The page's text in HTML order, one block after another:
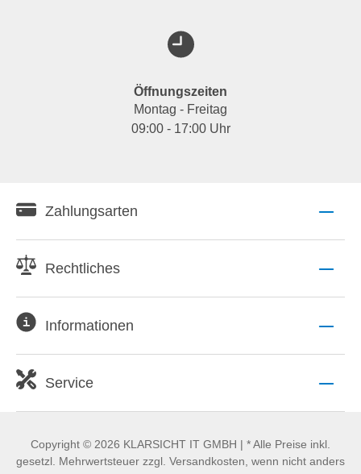
Öffnungszeiten
Montag - Freitag
09:00 - 17:00 Uhr
Zahlungsarten
Rechtliches
Informationen
Service
Copyright © 2026 KLARSICHT IT GMBH | * Alle Preise inkl.
gesetzl. Mehrwertsteuer zzgl. Versandkosten, wenn nicht anders